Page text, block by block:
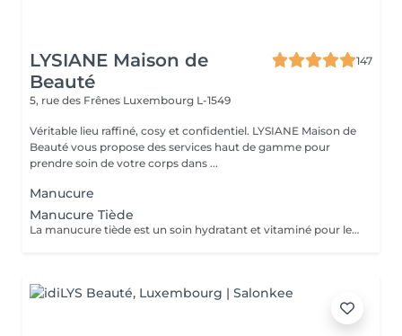
LYSIANE Maison de
Beauté
147
5, rue des Frênes Luxembourg L-1549
Véritable lieu raffiné, cosy et confidentiel. LYSIANE Maison de
Beauté vous propose des services haut de gamme pour
prendre soin de votre corps dans ...
Manucure
Manucure Tiède
La manucure tiède est un soin hydratant et vitaminé pour les mains et les ongles. Aucun vernis ne sera appliqué à la fin du soin afin de laisser les principes actifs agir.